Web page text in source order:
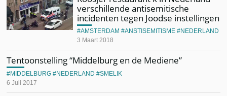
verschillende antisemitische
incidenten tegen Joodse instellingen
3 Maart 2018
AMSTERDAM ANSTISEMITISME NEDERLAND
Tentoonstelling “Middelburg en de Mediene”
6 Juli 2017
MIDDELBURG NEDERLAND SMELIK